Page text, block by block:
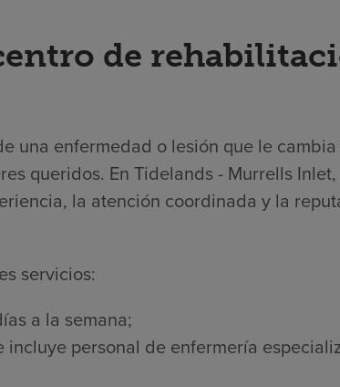
de
una enfermedad o lesión que le
queridos. En Tidelands - Murrells
la atención coordinada y la
servicios:
a la semana;
personal de enfermería